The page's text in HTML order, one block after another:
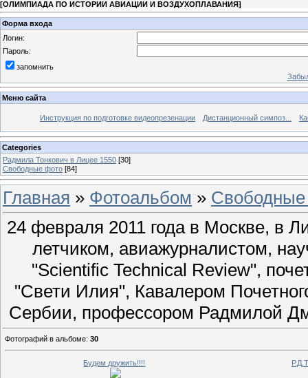
[ОЛИМПИАДА ПО ИСТОРИИ АВИАЦИИ И ВОЗДУХОПЛАВАНИЯ]
Форма входа
Логин:
Пароль:
запомнить
Меню сайта
Инструкция по подготовке видеопрезенации Дистанционный симпоз...
Categories
Радмила Тонкович в Лицее 1550 [30]
Свободные фото [84]
Главная » Фотоальбом »
24 февраля 2011 года в Москве, в
летчиком, авиажурналистом,
"Scientific Technical Review",
"Свети Илия", Кавалером
Сербии, профессором Радмилой
Фотографий в альбоме: 30
Будем дружить!!!!